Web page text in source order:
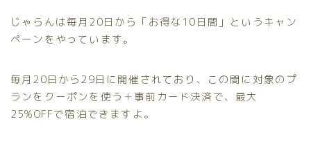
じゃらんは毎月20日から「お得な10日間」というキャン
ペーンをやっています。
毎月20日から29日に開催されており、この間に対象のプ
ランをクーポンを使う＋事前カード決済で、最大
25%OFFで宿泊できますよ。